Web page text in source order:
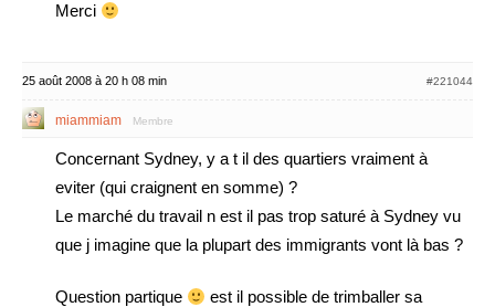
Merci
25 août 2008 à 20 h 08 min #221044
miammiam Membre
Concernant Sydney, y a t il des quartiers vraiment à
eviter (qui craignent en somme) ?
Le marché du travail n est il pas trop saturé à Sydney vu
que j imagine que la plupart des immigrants vont là bas ?
Question partique
est il possible de trimballer sa